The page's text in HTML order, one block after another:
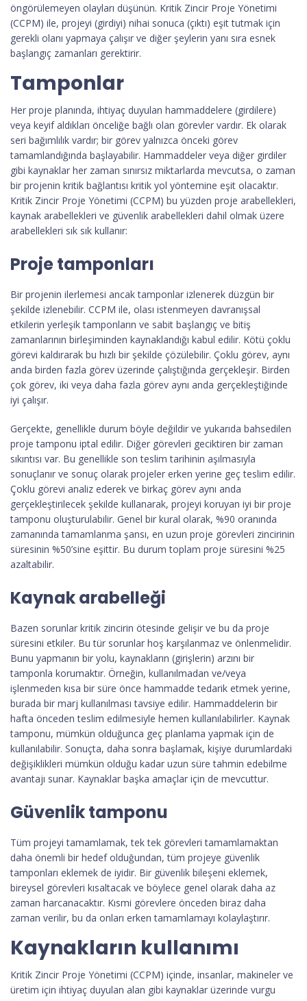
öngörülemeyen olayları düşünün. Kritik Zincir Proje Yönetimi
(CCPM) ile, projeyi (girdiyi) nihai sonuca (çıktı) eşit tutmak için
gerekli olanı yapmaya çalışır ve diğer şeylerin yanı sıra esnek
başlangıç ​​zamanları gerektirir.
Tamponlar
Her proje planında, ihtiyaç duyulan hammaddelere (girdilere)
veya keyif aldıkları önceliğe bağlı olan görevler vardır. Ek olarak
seri bağımlılık vardır; bir görev yalnızca önceki görev
tamamlandığında başlayabilir. Hammaddeler veya diğer girdiler
gibi kaynaklar her zaman sınırsız miktarlarda mevcutsa, o zaman
bir projenin kritik bağlantısı kritik yol yöntemine eşit olacaktır.
Kritik Zincir Proje Yönetimi (CCPM) bu yüzden proje arabellekleri,
kaynak arabellekleri ve güvenlik arabellekleri dahil olmak üzere
arabellekleri sık sık kullanır:
Proje tamponları
Bir projenin ilerlemesi ancak tamponlar izlenerek düzgün bir
şekilde izlenebilir. CCPM ile, olası istenmeyen davranışsal
etkilerin yerleşik tamponların ve sabit başlangıç ​​ve bitiş
zamanlarının birleşiminden kaynaklandığı kabul edilir. Kötü çoklu
görevi kaldırarak bu hızlı bir şekilde çözülebilir. Çoklu görev, aynı
anda birden fazla görev üzerinde çalıştığında gerçekleşir. Birden
çok görev, iki veya daha fazla görev aynı anda gerçekleştiğinde
iyi çalışır.
Gerçekte, genellikle durum böyle değildir ve yukarıda bahsedilen
proje tamponu iptal edilir. Diğer görevleri geciktiren bir zaman
sıkıntısı var. Bu genellikle son teslim tarihinin aşılmasıyla
sonuçlanır ve sonuç olarak projeler erken yerine geç teslim edilir.
Çoklu görevi analiz ederek ve birkaç görev aynı anda
gerçekleştirilecek şekilde kullanarak, projeyi koruyan iyi bir proje
tamponu oluşturulabilir. Genel bir kural olarak, %90 oranında
zamanında tamamlanma şansı, en uzun proje görevleri zincirinin
süresinin %50’sine eşittir. Bu durum toplam proje süresini %25
azaltabilir.
Kaynak arabelleği
Bazen sorunlar kritik zincirin ötesinde gelişir ve bu da proje
süresini etkiler. Bu tür sorunlar hoş karşılanmaz ve önlenmelidir.
Bunu yapmanın bir yolu, kaynakların (girişlerin) arzını bir
tamponla korumaktır. Örneğin, kullanılmadan ve/veya
işlenmeden kısa bir süre önce hammadde tedarik etmek yerine,
burada bir marj kullanılması tavsiye edilir. Hammaddelerin bir
hafta önceden teslim edilmesiyle hemen kullanılabilirler. Kaynak
tamponu, mümkün olduğunca geç planlama yapmak için de
kullanılabilir. Sonuçta, daha sonra başlamak, kişiye durumlardaki
değişiklikleri mümkün olduğu kadar uzun süre tahmin edebilme
avantajı sunar. Kaynaklar başka amaçlar için de mevcuttur.
Güvenlik tamponu
Tüm projeyi tamamlamak, tek tek görevleri tamamlamaktan
daha önemli bir hedef olduğundan, tüm projeye güvenlik
tamponları eklemek de iyidir. Bir güvenlik bileşeni eklemek,
bireysel görevleri kısaltacak ve böylece genel olarak daha az
zaman harcanacaktır. Kısmi görevlere önceden biraz daha
zaman verilir, bu da onları erken tamamlamayı kolaylaştırır.
Kaynakların kullanımı
Kritik Zincir Proje Yönetimi (CCPM) içinde, insanlar, makineler ve
üretim için ihtiyaç duyulan alan gibi kaynaklar üzerinde vurgu